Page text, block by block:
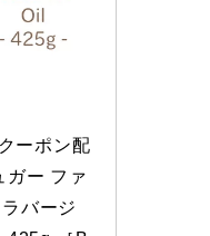
ーポン配
ガー ファ
バージ